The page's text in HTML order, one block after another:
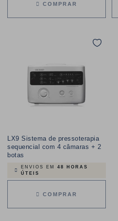
COMPRAR
LX9 Sistema de pressoterapia
sequencial com 4 câmaras + 2
botas
ENVIOS EM 48 HORAS
ÚTEIS
COMPRAR